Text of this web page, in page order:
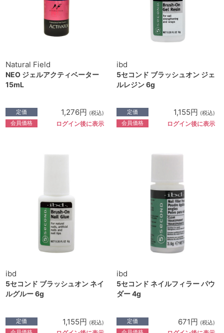
Natural Field
NEO ジェルアクティベーター
15mL
定価 1,276円 (税込)
会員価格 ログイン後に表示
ibd
5セコンド ブラッシュオン ジェ
ルレジン 6g
定価 1,155円 (税込)
会員価格 ログイン後に表示
ibd
5セコンド ブラッシュオン ネイ
ルグルー 6g
定価 1,155円 (税込)
ibd
5セコンド ネイルフィラー パウ
ダー 4g
定価 671円 (税込)